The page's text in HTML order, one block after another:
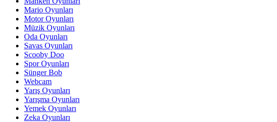
Mario Oyunları
Motor Oyunları
Müzik Oyunları
Oda Oyunları
Savas Oyunları
Scooby Doo
Spor Oyunları
Sünger Bob
Webcam
Yarış Oyunları
Yarışma Oyunları
Yemek Oyunları
Zeka Oyunları